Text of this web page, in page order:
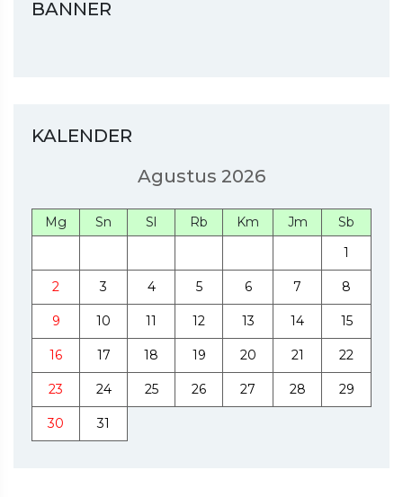
BANNER
KALENDER
Agustus 2026
Mg Sn Sl Rb Km Jm
Sb
1
2 3 4 5 6 7 8
9 10 11 12 13 14 15
16 17 18 19 20 21 22
23 24 25 26 27 28 29
30 31